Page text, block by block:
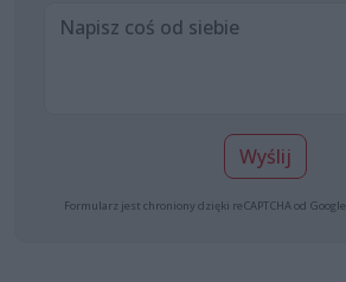
Wyślij
Formularz jest chroniony dzięki reCAPTCHA od Google: